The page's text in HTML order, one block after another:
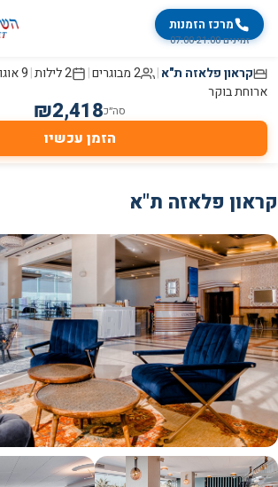
מרכז הזמנות
זמינים 07:00-21:00
קראון פלאזה ת"א| 2 מבוגרים |
2לילות|9 אוגוסט
ארוחת בוקר
סה״כ ₪2,418
הזמן עכשיו
קראון פלאזה ת"א